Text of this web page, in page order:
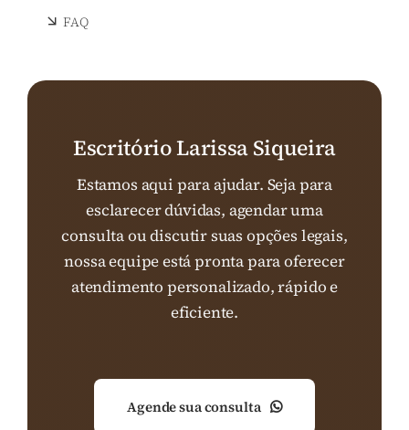
FAQ
Escritório Larissa Siqueira
Estamos aqui para ajudar. Seja para
esclarecer dúvidas, agendar uma
consulta ou discutir suas opções legais,
nossa equipe está pronta para oferecer
atendimento personalizado, rápido e
eficiente.
Agende sua consulta